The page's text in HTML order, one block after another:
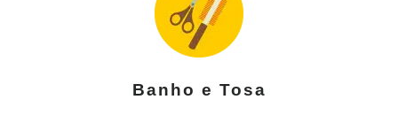
Banho e Tosa